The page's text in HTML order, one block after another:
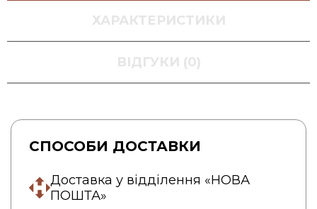
ХАРАКТЕРИСТИКИ
ВІДГУКИ (0)
СПОСОБИ ДОСТАВКИ
Доставка у відділення «НОВА
ПОШТА»